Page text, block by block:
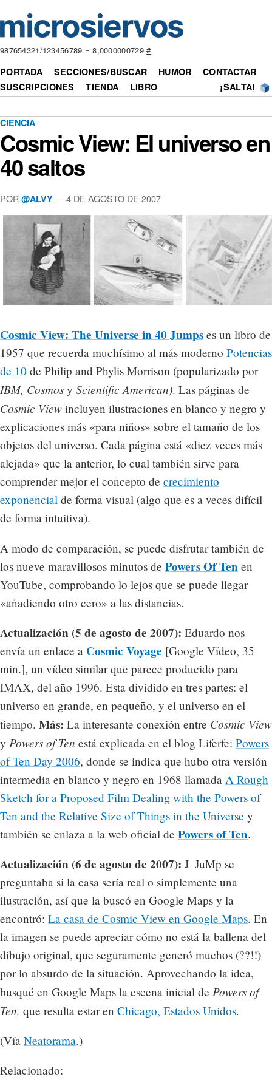
987654321/123456789 = 8,0000000729#
PORTADA SECCIONES/BUSCAR HUMOR
CONTACTAR
SUSCRIPCIONES
TIENDA LIBRO ¡SALTA!
CIENCIA
Cosmic View: El universo en
40 saltos
POR @ALVY — 4 DE AGOSTO DE 2007
Cosmic View: The Universe in 40 Jumps es un libro de
1957 que recuerda muchísimo al más moderno Potencias
de 10 de Philip and Phylis Morrison (popularizado por
IBM, Cosmos y Scientific American). Las páginas de
Cosmic View incluyen ilustraciones en blanco y negro y
explicaciones más «para niños» sobre el tamaño de los
objetos del universo. Cada página está «diez veces más
alejada» que la anterior, lo cual también sirve para
comprender mejor el concepto de crecimiento
exponencial de forma visual (algo que es a veces difícil
de forma intuitiva).
A modo de comparación, se puede disfrutar también de
los nueve maravillosos minutos de Powers Of Ten en
YouTube, comprobando lo lejos que se puede llegar
«añadiendo otro cero» a las distancias.
Actualización (5 de agosto de 2007): Eduardo nos
envía un enlace a Cosmic Voyage [Google Vïdeo, 35
min.], un vídeo similar que parece producido para
IMAX, del año 1996. Esta dividido en tres partes: el
universo en grande, en pequeño, y el universo en el
tiempo. Más: La interesante conexión entre Cosmic View
y Powers of Ten está explicada en el blog Liferfe: Powers
of Ten Day 2006, donde se indica que hubo otra versión
intermedia en blanco y negro en 1968 llamada A Rough
Sketch for a Proposed Film Dealing with the Powers of
Ten and the Relative Size of Things in the Universe y
también se enlaza a la web oficial de Powers of Ten.
Actualización (6 de agosto de 2007): J_JuMp se
preguntaba si la casa sería real o simplemente una
ilustración, así que la buscó en Google Maps y la
encontró: La casa de Cosmic View en Google Maps. En
la imagen se puede apreciar cómo no está la ballena del
dibujo original, que seguramente generó muchos (??!!)
por lo absurdo de la situación. Aprovechando la idea,
busqué en Google Maps la escena inicial de Powers of
Ten, que resulta estar en Chicago, Estados Unidos.
(Vía Neatorama.)
Relacionado: